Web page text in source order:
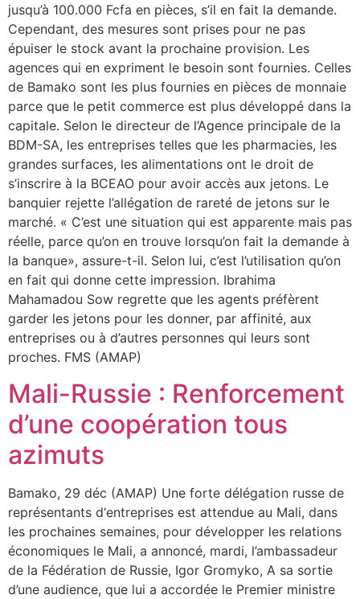
jusqu’à 100.000 Fcfa en pièces, s’il en fait la demande.
Cependant, des mesures sont prises pour ne pas
épuiser le stock avant la prochaine provision. Les
agences qui en expriment le besoin sont fournies. Celles
de Bamako sont les plus fournies en pièces de monnaie
parce que le petit commerce est plus développé dans la
capitale. Selon le directeur de l’Agence principale de la
BDM-SA, les entreprises telles que les pharmacies, les
grandes surfaces, les alimentations ont le droit de
s’inscrire à la BCEAO pour avoir accès aux jetons. Le
banquier rejette l’allégation de rareté de jetons sur le
marché. « C’est une situation qui est apparente mais pas
réelle, parce qu’on en trouve lorsqu’on fait la demande à
la banque», assure-t-il. Selon lui, c’est l’utilisation qu’on
en fait qui donne cette impression. Ibrahima
Mahamadou Sow regrette que les agents préfèrent
garder les jetons pour les donner, par affinité, aux
entreprises ou à d’autres personnes qui leurs sont
proches. FMS (AMAP)
Mali-Russie : Renforcement
d’une coopération tous
azimuts
Bamako, 29 déc (AMAP) Une forte délégation russe de
représentants d‘entreprises est attendue au Mali, dans
les prochaines semaines, pour développer les relations
économiques le Mali, a annoncé, mardi, l’ambassadeur
de la Fédération de Russie, Igor Gromyko, A sa sortie
d’une audience, que lui a accordée le Premier ministre